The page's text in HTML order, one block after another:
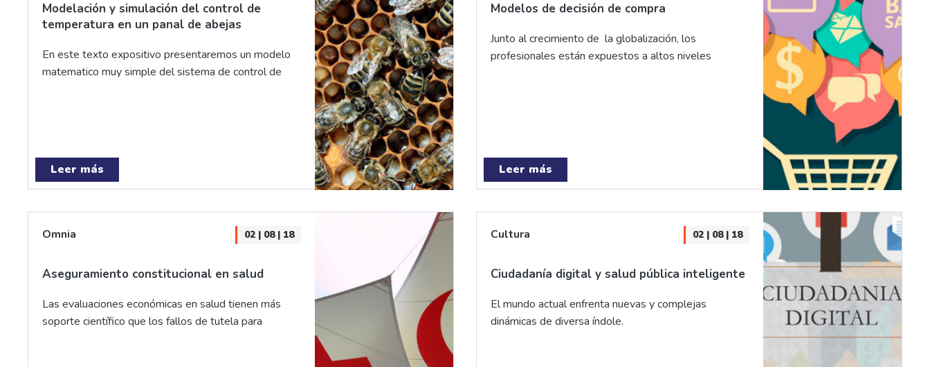
Modelación y simulación del control de
temperatura en un panal de abejas
En este texto expositivo presentaremos un modelo
matematico muy simple del sistema de control de
Leer más
Modelos de decisión de compra
Junto al crecimiento de la globalización, los
profesionales están expuestos a altos niveles
Leer más
Omnia 02 | 08 | 18
Aseguramiento constitucional en salud
Las evaluaciones económicas en salud tienen más
soporte científico que los fallos de tutela para
Cultura 02 | 08 | 18
Ciudadanía digital y salud pública inteligente
El mundo actual enfrenta nuevas y complejas
dinámicas de diversa índole.